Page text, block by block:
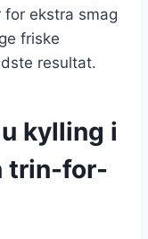
ekstra smag
friske
resultat.
kylling i
trin-for-